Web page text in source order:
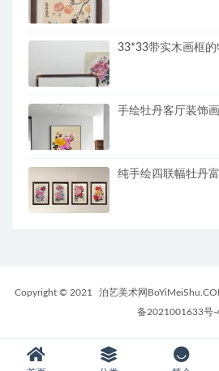
33*33带实木画框
手绘牡丹客厅装饰
纯手绘四联幅牡丹
Copyright © 2021 泊艺美术网
备2021001633号-